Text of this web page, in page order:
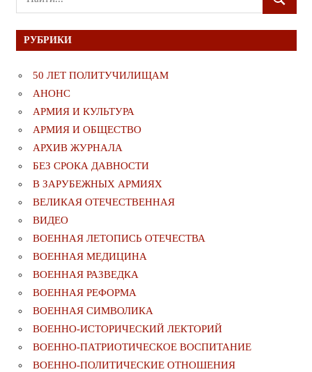
для:
ПОИСК
РУБРИКИ
50 ЛЕТ ПОЛИТУЧИЛИЩАМ
АНОНС
АРМИЯ И КУЛЬТУРА
АРМИЯ И ОБЩЕСТВО
АРХИВ ЖУРНАЛА
БЕЗ СРОКА ДАВНОСТИ
В ЗАРУБЕЖНЫХ АРМИЯХ
ВЕЛИКАЯ ОТЕЧЕСТВЕННАЯ
ВИДЕО
ВОЕННАЯ ЛЕТОПИСЬ ОТЕЧЕСТВА
ВОЕННАЯ МЕДИЦИНА
ВОЕННАЯ РАЗВЕДКА
ВОЕННАЯ РЕФОРМА
ВОЕННАЯ СИМВОЛИКА
ВОЕННО-ИСТОРИЧЕСКИЙ ЛЕКТОРИЙ
ВОЕННО-ПАТРИОТИЧЕСКОЕ ВОСПИТАНИЕ
ВОЕННО-ПОЛИТИЧЕСКИE ОТНОШЕНИЯ